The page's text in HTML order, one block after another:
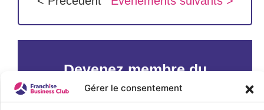
Gérer le consentement
Devenez membre du
Franchise Business Club